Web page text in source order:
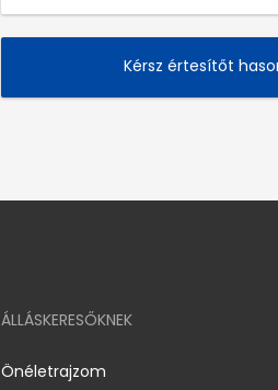
Kérsz értesítőt
ÁLLÁSKERESŐKNEK
Önéletrajzom